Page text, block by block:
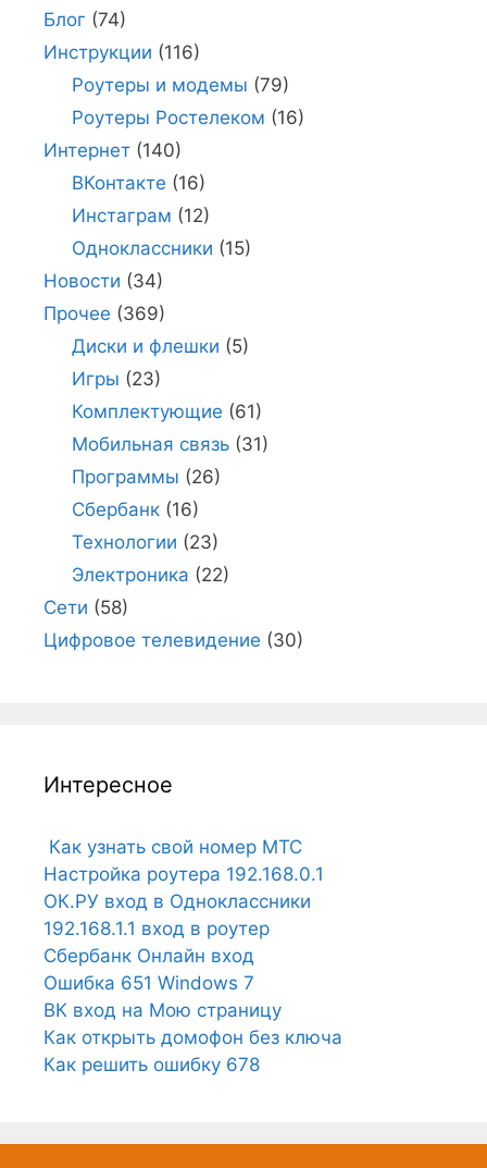
Блог (74)
Инструкции (116)
Роутеры и модемы (79)
Роутеры Ростелеком (16)
Интернет (140)
ВКонтакте (16)
Инстаграм (12)
Одноклассники (15)
Новости (34)
Прочее (369)
Диски и флешки (5)
Игры (23)
Комплектующие (61)
Мобильная связь(31)
Программы (26)
Сбербанк(16)
Технологии (23)
Электроника (22)
Сети (58)
Цифровое телевидение (30)
Интересное
Как узнать свой номер МТС
Настройка роутера 192.168.0.1
ОК.РУ вход в Одноклассники
192.168.1.1 вход в роутер
Сбербанк Онлайн вход
Ошибка 651 Windows 7
ВК вход на Мою страницу
Как открыть домофон без ключа
Как решить ошибку 678